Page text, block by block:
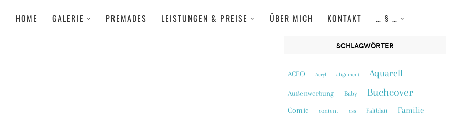
HOME GALERIE PREMADES LEISTUNGEN & PREISE ÜBER MICH KONTAKT … § …
SCHLAGWÖRTER
ACEO Acryl alignment Aquarell
Außenwerbung Baby Buchcover
Comic content css Faltblatt Familie